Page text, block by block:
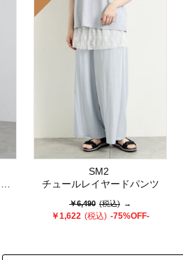
SM2
チュールレイヤードパンツ
￥6,490 (税込) →
￥1,622 (税込) -75%OFF-